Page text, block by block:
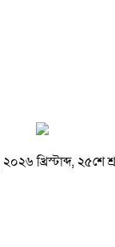
খ্রিস্টাব্দ, ২৫শে